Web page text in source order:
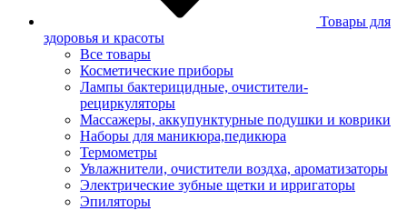
Товары для
здоровья и красоты
Все товары
Косметические приборы
Лампы бактерицидные, очистители-
рециркуляторы
Массажеры, аккупунктурные подушки и коврики
Наборы для маникюра,педикюра
Термометры
Увлажнители, очистители воздха, ароматизаторы
Электрические зубные щетки и ирригаторы
Эпиляторы